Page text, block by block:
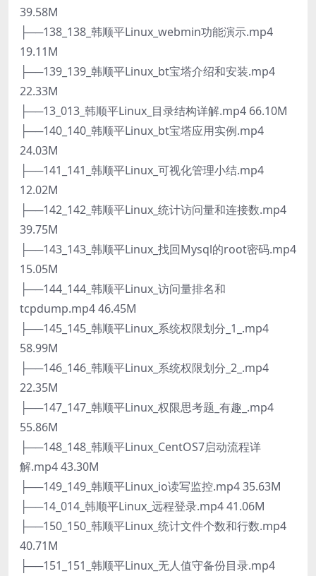
39.58M
├──138_138_韩顺平Linux_webmin功能演示.mp4
19.11M
├──139_139_韩顺平Linux_bt宝塔介绍和安装.mp4
22.33M
├──13_013_韩顺平Linux_目录结构详解.mp4 66.10M
├──140_140_韩顺平Linux_bt宝塔应用实例.mp4
24.03M
├──141_141_韩顺平Linux_可视化管理小结.mp4
12.02M
├──142_142_韩顺平Linux_统计访问量和连接数.mp4
39.75M
├──143_143_韩顺平Linux_找回Mysql的root密码.mp4
15.05M
├──144_144_韩顺平Linux_访问量排名和
tcpdump.mp4 46.45M
├──145_145_韩顺平Linux_系统权限划分_1_.mp4
58.99M
├──146_146_韩顺平Linux_系统权限划分_2_.mp4
22.35M
├──147_147_韩顺平Linux_权限思考题_有趣_.mp4
55.86M
├──148_148_韩顺平Linux_CentOS7启动流程详
解.mp4 43.30M
├──149_149_韩顺平Linux_io读写监控.mp4 35.63M
├──14_014_韩顺平Linux_远程登录.mp4 41.06M
├──150_150_韩顺平Linux_统计文件个数和行数.mp4
40.71M
├──151_151_韩顺平Linux_无人值守备份目录.mp4